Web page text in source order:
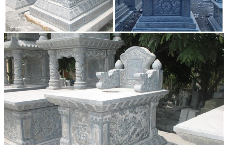
Đá Marble Màu Nâu
Đá Marble Màu Đen
Đá Marble Màu Đỏ
Đá Marble Màu Vàng
Đá Marble Màu Trắng
Đá Marble Màu Xanh
Đá Ốp
Đá Ốp Bàn Bếp Nhân Tạo​